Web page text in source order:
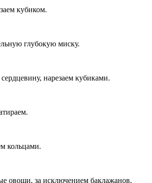
кубиком.
глубокую миску.
нарезаем кубиками.
кольцами.
овощи, за исключением баклажанов,